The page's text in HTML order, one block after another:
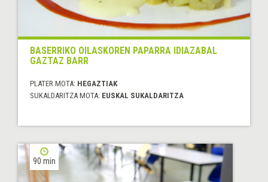
BASERRIKO OILASKOREN PAPARRA IDIAZABAL
GAZTAZ BARR
PLATER MOTA: HEGAZTIAK
SUKALDARITZA MOTA: EUSKAL SUKALDARITZA
90 min